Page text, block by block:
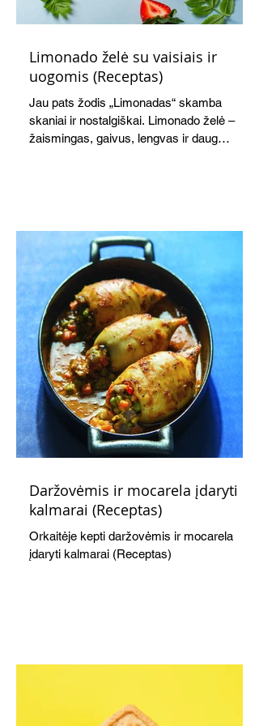
Limonado želė su vaisiais ir
uogomis (Receptas)
Jau pats žodis „Limonadas“ skamba
skaniai ir nostalgiškai. Limonado želė –
žaismingas, gaivus, lengvas ir daug
Daržovėmis ir mocarela įdaryti
kalmarai (Receptas)
Orkaitėje kepti daržovėmis ir mocarela
įdaryti kalmarai (Receptas)